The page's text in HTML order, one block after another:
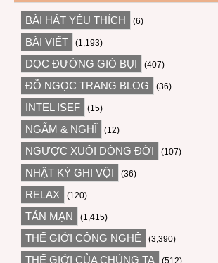
BÀI HÁT YÊU THÍCH (6)
BÀI VIẾT (1,193)
DỌC ĐƯỜNG GIÓ BỤI (407)
ĐỖ NGỌC TRANG BLOG (36)
INTEL ISEF (15)
NGẪM & NGHĨ (12)
NGƯỢC XUÔI DÒNG ĐỜI (107)
NHẬT KÝ GHI VỘI (36)
RELAX (120)
TẢN MẠN (1,415)
THẾ GIỚI CÔNG NGHỆ (3,390)
THẾ GIỚI CỦA CHÚNG TA (512)